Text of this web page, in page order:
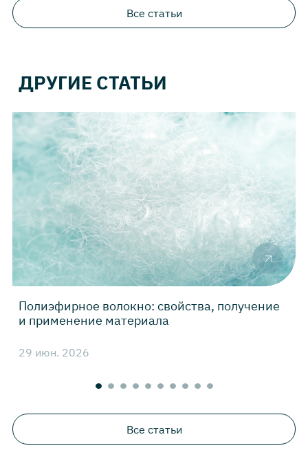
Все статьи
ДРУГИЕ СТАТЬИ
Полиэфирное волокно: свойства, получение
и применение материала
29 июн. 2026
Все статьи